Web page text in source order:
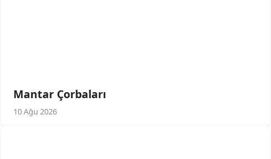
Mantar Çorbaları
10 Ağu 2026